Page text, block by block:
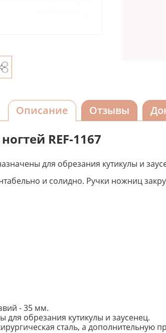
Описание Отзывы
REF-1167
для обрезания кутикулы и
и солидно. Ручки ножниц
- 35 мм.
для обрезания кутикулы и заусенец.
сталь, а дополнительную